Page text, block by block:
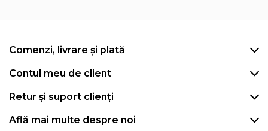
Comenzi, livrare și plată
Contul meu de client
Retur și suport clienți
Află mai multe despre noi